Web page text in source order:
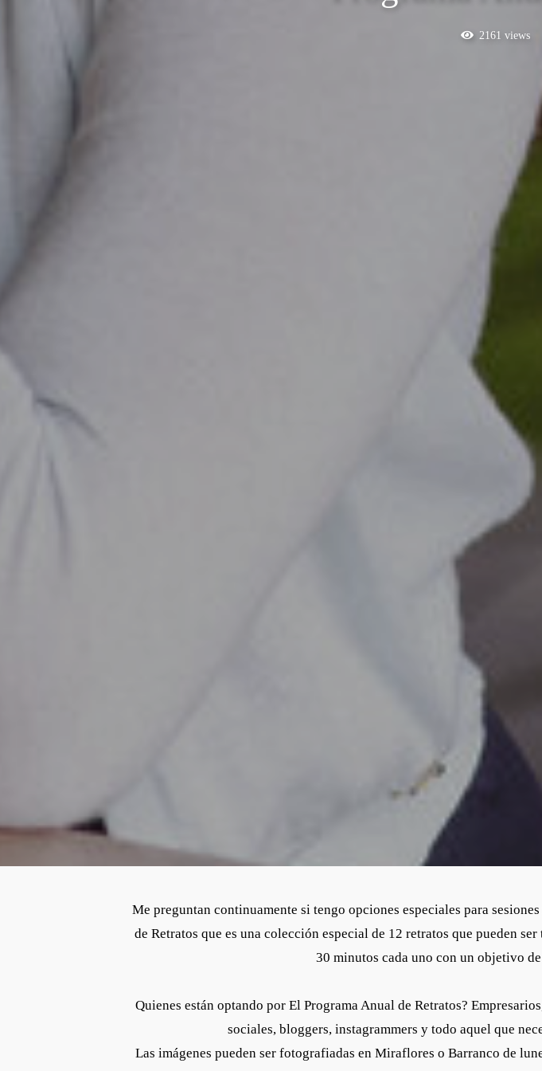
2161 views
Me preguntan continuamente si tengo opciones especiales para
de Retratos que es una colección especial de 12 retratos que pueden
30 minutos cada uno con un objetivo
Quienes están optando por El Programa Anual de Retratos?
sociales, bloggers, instagrammers y todo aquel que
Las imágenes pueden ser fotografiadas en Miraflores o Barranco de